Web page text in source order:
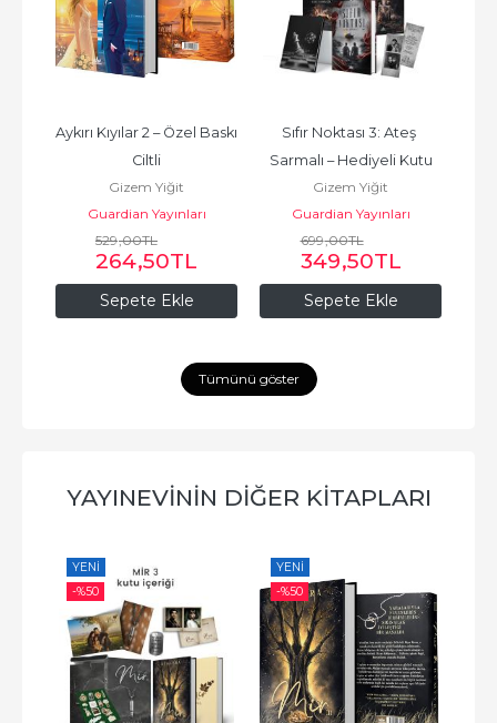
Sepete Ekle
Aykırı Kıyılar 2 – Özel Baskı
Ciltli
Gizem Yiğit
Guardian Yayınları
529,00TL
264,50TL
Sepete Ekle
Sıfır Noktası 3: Ateş
Sarmalı – Hediyeli Kutu
Gizem Yiğit
Guardian Yayınları
699,00TL
349,50TL
Tümünü göster
YAYINEVININ DIĞER KITAPLARI
YENI
-%50
YENI
-%50